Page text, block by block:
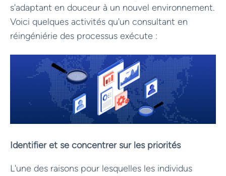
s'adaptant en douceur à un nouvel environnement.
Voici quelques activités qu'un consultant en
réingéniérie des processus exécute :
Identifier et se concentrer sur les priorités
L'une des raisons pour lesquelles les individus